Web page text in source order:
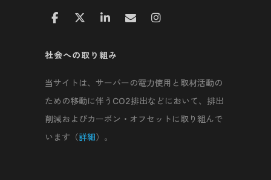
社会への取り組み
当サイトは、サーバーの電力使用と取材活動の
ための移動に伴うCO2排出などにおいて、排出
削減およびカーボン・オフセットに取り組んで
います（詳細）。